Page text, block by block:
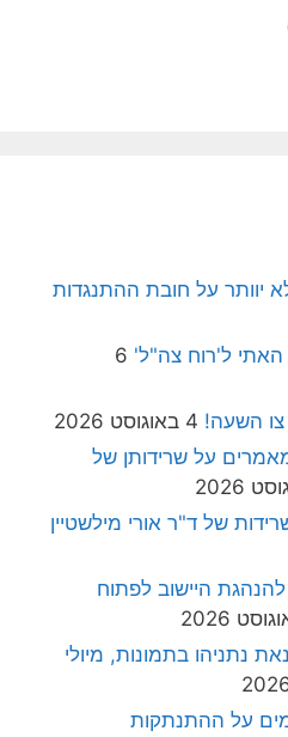
יוותר על חובת ההתנגדות
האתי ל'רוח צה"ל' 6
צו השעה! 4 באוגוסט 2026
על שרידותן של
של ד"ר אורי מילשטיין
היישוב לפתוח
נתניהו בתמונות, מיולי
על ההתנתקות